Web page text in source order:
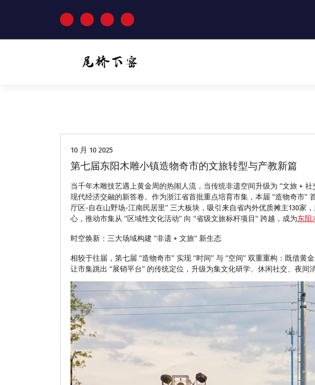
文
10 月 10 2025
第七届东阳木雕小镇造物奇市的文旅转型与产教新篇
当千年木雕技艺遇上黄金周的热闹人流，当传统非遗空间升级为 “文旅 +
现代经济交融的新答卷。作为浙江省首批重点培育市集，本届 “造物奇市”
厅区-自在山野场-江南民居里” 三大板块，吸引来自省内外优质摊主130家
心，推动市集从 “区域性文化活动” 向 “省级文旅标杆项目” 跨越，成为东阳
时空焕新：三大场域构建 “非遗 + 文旅” 新生态
相较于往届，第七届 “造物奇市” 实现 “时间” 与 “空间” 双重重构：既借
让市集跳出 “展销平台” 的传统定位，升级为集文化研学、休闲社交、夜间